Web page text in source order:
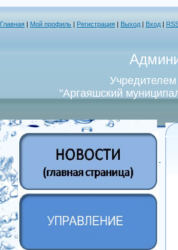
Главная Мой профиль Регистрация Выход Вход
"Аргаяшский